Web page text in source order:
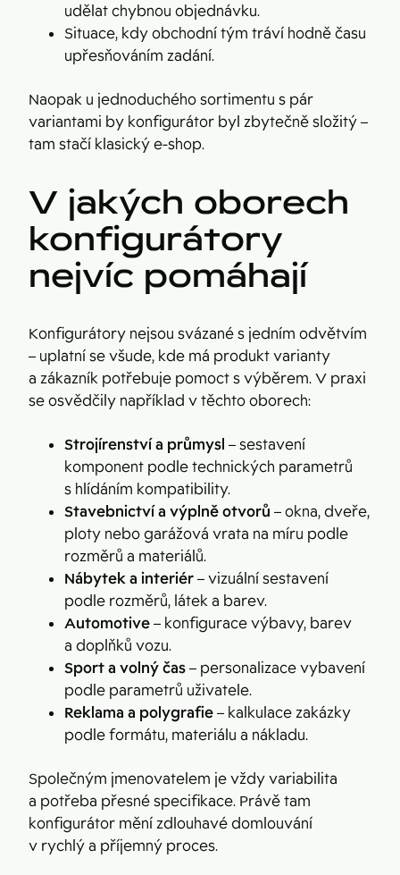
udělat chybnou objednávku.
Situace, kdy obchodní tým tráví hodně času
upřesňováním zadání.
Naopak u jednoduchého sortimentu s pár
variantami by konfigurátor byl zbytečně složitý –
tam stačí klasický e-shop.
V jakých oborech
konfigurátory
nejvíc pomáhají
Konfigurátory nejsou svázané s jedním odvětvím
– uplatní se všude, kde má produkt varianty
a zákazník potřebuje pomoct s výběrem. V praxi
se osvědčily například v těchto oborech:
Strojírenství a průmysl – sestavení
komponent podle technických parametrů
s hlídáním kompatibility.
Stavebnictví a výplně otvorů – okna, dveře,
ploty nebo garážová vrata na míru podle
rozměrů a materiálů.
Nábytek a interiér– vizuální sestavení
podle rozměrů, látek a barev.
Automotive– konfigurace výbavy, barev
a doplňků vozu.
Sport a volný čas– personalizace vybavení
podle parametrů uživatele.
Reklama a polygrafie– kalkulace zakázky
podle formátu, materiálu a nákladu.
Společným jmenovatelem je vždy variabilita
a potřeba přesné specifikace. Právě tam
konfigurátor mění zdlouhavé domlouvání
v rychlý a příjemný proces.